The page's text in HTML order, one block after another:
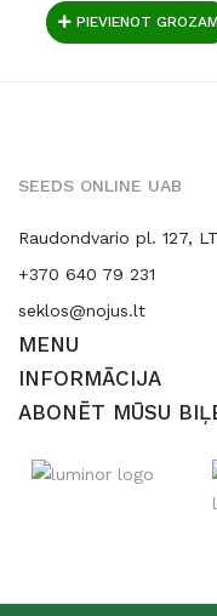
PIEVIENOT GROZAM
SEEDS ONLINE UAB
Raudondvario pl. 127,
+370 640 79 231
seklos@nojus.lt
MENU
INFORMĀCIJA
ABONĒT MŪSU